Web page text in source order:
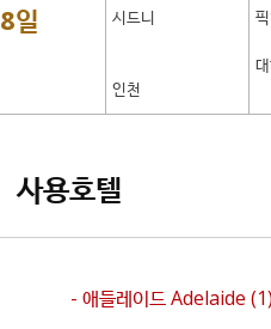
8일 시드니
인천
사용호텔
- 애들레이드Adelaide